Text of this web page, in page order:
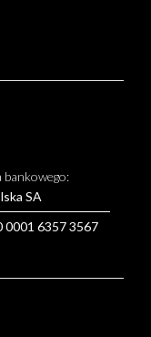
bankowego:
SA
0001 6357 3567